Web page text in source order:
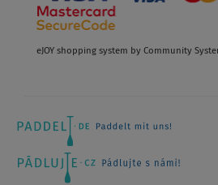
eJOY shopping system by Community